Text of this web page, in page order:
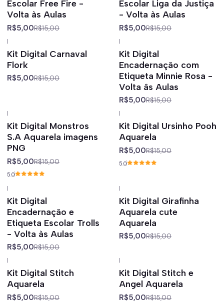
Escolar Free Fire -
Volta às Aulas
R$5,00R$15,00
Escolar Liga da Justiça
- Volta às Aulas
R$5,00R$15,00
|
Kit Digital Carnaval
Flork
R$5,00R$15,00
|
Kit Digital
Encadernação com
Etiqueta Minnie Rosa -
Volta âs Aulas
R$5,00R$15,00
|
Kit Digital Monstros
S.A Aquarela imagens
PNG
R$5,00R$15,00
5.0
|
Kit Digital Ursinho Pooh
Aquarela
R$5,00R$15,00
5.0
|
Kit Digital
Encadernação e
Etiqueta Escolar Trolls
- Volta às Aulas
R$5,00R$15,00
|
Kit Digital Girafinha
Aquarela cute
Aquarela
R$5,00R$15,00
|
Kit Digital Stitch
Aquarela
R$5,00R$15,00
|
Kit Digital Stitch e
Angel Aquarela
R$5,00R$15,00